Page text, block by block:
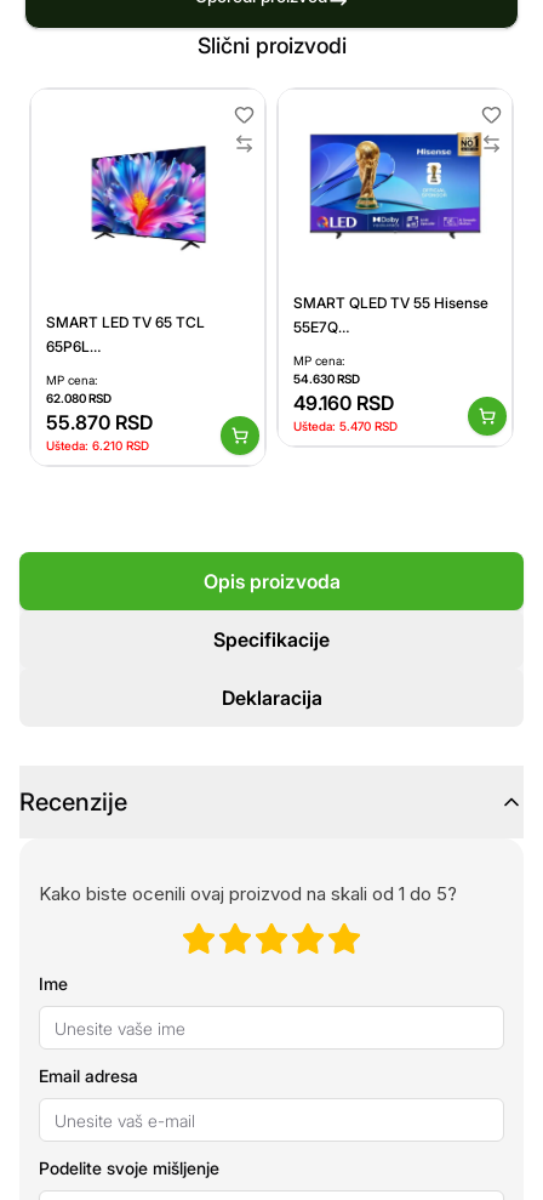
Slični proizvodi
SMART LED TV 65 TCL
65P6L
T2/C/S2/Google TV
MP cena:
62.080RSD
55.870 RSD
Ušteda: 6.210 RSD
SMART QLED TV 55 Hisense
55E7Q
T2/S2/C
MP cena:
54.630RSD
49.160 RSD
Ušteda: 5.470 RSD
Opis proizvoda
Specifikacije
Deklaracija
Recenzije
Kako biste ocenili ovaj proizvod na skali od 1 do 5?
Ime
Email adresa
Podelite svoje mišljenje